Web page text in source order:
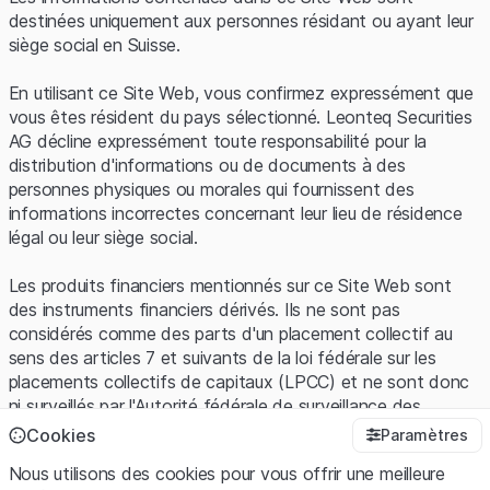
Cours de l’action en CHF
Mini-Future Long Sous-jacent
0 50 100 150 200
-50
Source : Leonteq Securities
4. Facteurs influençant le prix d'un
Mini-Future
Plusieurs facteurs déterminent la valeur d'un Mini-Future :
Prix de l'actif sous-jacent :la performance de l'actif
destinées uniquement aux personnes résidant ou ayant leur
siège social en Suisse.
En utilisant ce Site Web, vous confirmez expressément que
vous êtes résident du pays sélectionné. Leonteq Securities
AG décline expressément toute responsabilité pour la
distribution d'informations ou de documents à des
personnes physiques ou morales qui fournissent des
informations incorrectes concernant leur lieu de résidence
légal ou leur siège social.
Les produits financiers mentionnés sur ce Site Web sont
des instruments financiers dérivés. Ils ne sont pas
considérés comme des parts d'un placement collectif au
sens des articles 7 et suivants de la loi fédérale sur les
placements collectifs de capitaux (LPCC) et ne sont donc
ni surveillés par l'Autorité fédérale de surveillance des
marchés financiers (FINMA) ni enregistrés auprès de la
protection spécifique des investisseurs prévue par la LPCC.
Cookies Paramètres
Nous utilisons des cookies pour vous offrir une meilleure